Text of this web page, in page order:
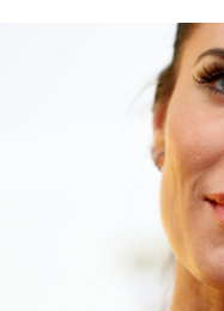
Pilar Rubio
Sergio Ramos:
Mariam
Madrid